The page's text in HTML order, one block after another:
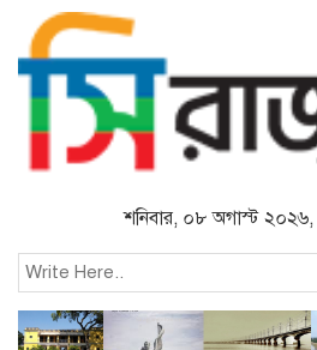
শনিবার, ০৮ অগাস্ট ২০২৬,